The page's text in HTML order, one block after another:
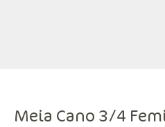
Meia Cano 3/4